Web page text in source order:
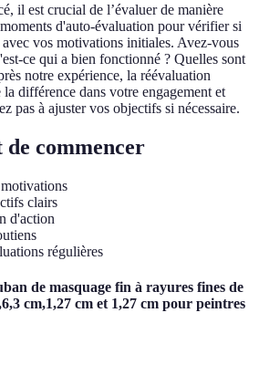
il est crucial de l’évaluer de manière
d'auto-évaluation pour vérifier si
vos motivations initiales. Avez-vous
ce qui a bien fonctionné ? Quelles sont
notre expérience, la réévaluation
différence dans votre engagement et
pas à ajuster vos objectifs si nécessaire.
commencer
clairs
d'action
régulières
de masquage fin à rayures fines de
cm,1,27 cm et 1,27 cm pour peintres